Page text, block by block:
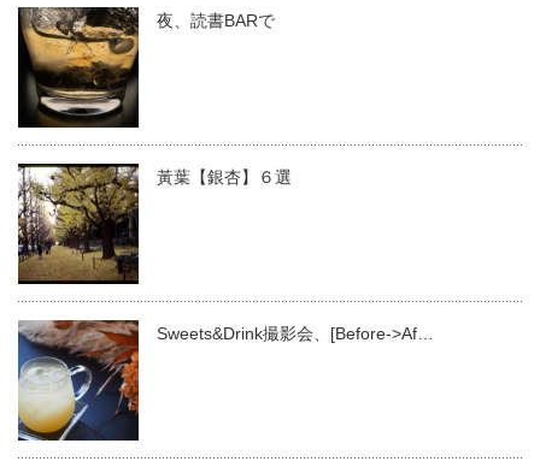
夜、読書BARで
黃葉【銀杏】６選
Sweets&Drink撮影会、[Before->Af…